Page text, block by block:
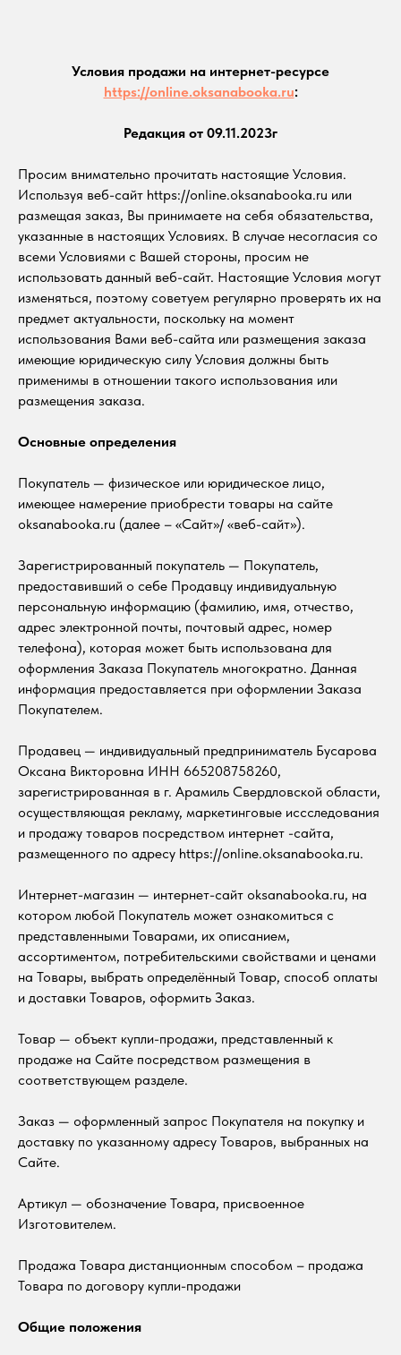
Условия продажи на интернет-ресурсе
https://online.oksanabooka.ru:
Редакция от 09.11.2023г
Просим внимательно прочитать настоящие Условия.
Используя веб-сайт https://online.oksanabooka.ru или
размещая заказ, Вы принимаете на себя обязательства,
указанные в настоящих Условиях. В случае несогласия со
всеми Условиями с Вашей стороны, просим не
использовать данный веб-сайт. Настоящие Условия могут
изменяться, поэтому советуем регулярно проверять их на
предмет актуальности, поскольку на момент
использования Вами веб-сайта или размещения заказа
имеющие юридическую силу Условия должны быть
применимы в отношении такого использования или
размещения заказа.
Основные определения
Покупатель — физическое или юридическое лицо,
имеющее намерение приобрести товары на сайте
oksanabooka.ru (далее – «Сайт»/ «веб-сайт»).
Зарегистрированный покупатель — Покупатель,
предоставивший о себе Продавцу индивидуальную
персональную информацию (фамилию, имя, отчество,
адрес электронной почты, почтовый адрес, номер
телефона), которая может быть использована для
оформления Заказа Покупатель многократно. Данная
информация предоставляется при оформлении Заказа
Покупателем.
Продавец — индивидуальный предприниматель Бусарова
Оксана Викторовна ИНН 665208758260,
зарегистрированная в г. Арамиль Свердловской области,
осуществляющая рекламу, маркетинговые иссследования
и продажу товаров посредством интернет -сайта,
размещенного по адресу https://online.oksanabooka.ru.
Интернет-магазин — интернет-сайт oksanabooka.ru, на
котором любой Покупатель может ознакомиться с
представленными Товарами, их описанием,
ассортиментом, потребительскими свойствами и ценами
на Товары, выбрать определённый Товар, способ оплаты
и доставки Товаров, оформить Заказ.
Товар — объект купли-продажи, представленный к
продаже на Сайте посредством размещения в
соответствующем разделе.
Заказ — оформленный запрос Покупателя на покупку и
доставку по указанному адресу Товаров, выбранных на
Сайте.
Артикул — обозначение Товара, присвоенное
Изготовителем.
Продажа Товара дистанционным способом – продажа
Товара по договору купли-продажи
Общие положения